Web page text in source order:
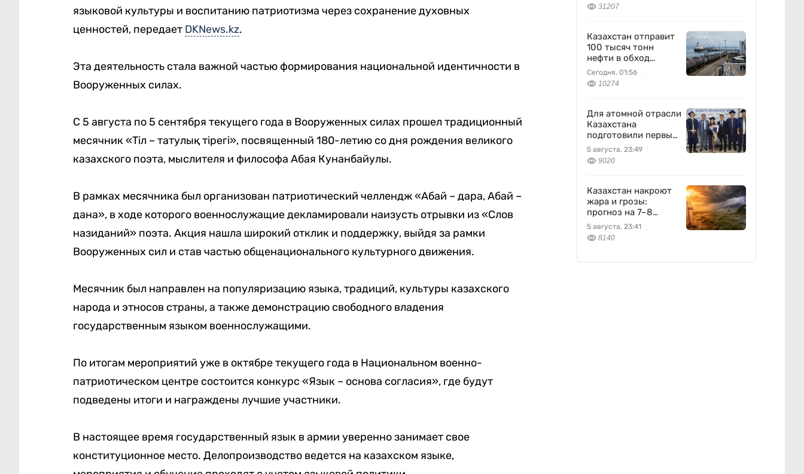
языковой культуры и воспитанию патриотизма через сохранение духовных
ценностей, передает DKNews.kz.
Эта деятельность стала важной частью формирования национальной идентичности в
Вооруженных силах.
С 5 августа по 5 сентября текущего года в Вооруженных силах прошел традиционный
месячник «Тіл – татулық тірегі», посвященный 180-летию со дня рождения великого
казахского поэта, мыслителя и философа Абая Кунанбайулы.
В рамках месячника был организован патриотический челлендж «Абай – дара, Абай –
дана», в ходе которого военнослужащие декламировали наизусть отрывки из «Слов
назиданий» поэта. Акция нашла широкий отклик и поддержку, выйдя за рамки
Вооруженных сил и став частью общенационального культурного движения.
Месячник был направлен на популяризацию языка, традиций, культуры казахского
народа и этносов страны, а также демонстрацию свободного владения
государственным языком военнослужащими.
По итогам мероприятий уже в октябре текущего года в Национальном военно-
патриотическом центре состоится конкурс «Язык – основа согласия», где будут
подведены итоги и награждены лучшие участники.
В настоящее время государственный язык в армии уверенно занимает свое
конституционное место. Делопроизводство ведется на казахском языке,
31207
Казахстан отправит
100 тысяч тонн
нефти в обход
России
Сегодня, 01:56
10274
Для атомной отрасли
Казахстана
подготовили первых
специалистов
5 августа, 23:49
9020
Казахстан накроют
жара и грозы:
прогноз на 7–8
августа
5 августа, 23:41
8140